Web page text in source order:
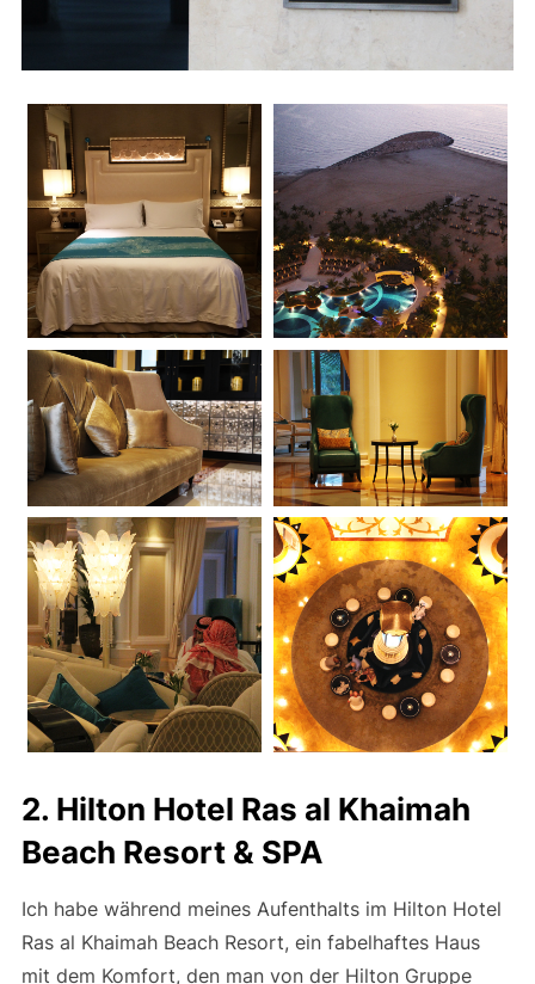
2. Hilton Hotel Ras al Khaimah
Beach Resort & SPA
Ich habe während meines Aufenthalts im Hilton Hotel
Ras al Khaimah Beach Resort, ein fabelhaftes Haus
mit dem Komfort, den man von der Hilton Gruppe